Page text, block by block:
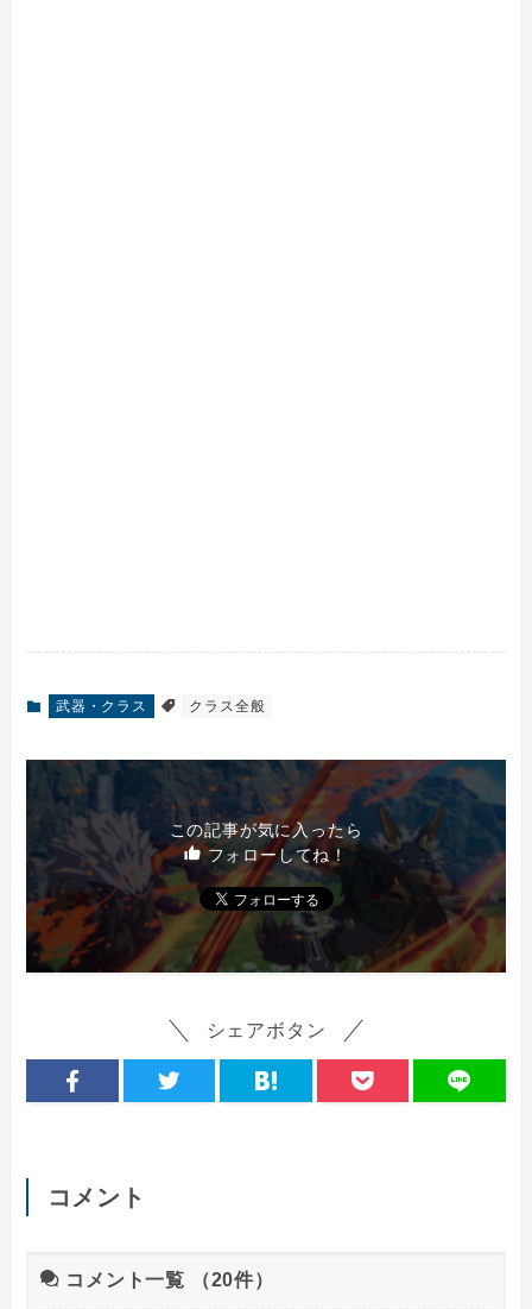
武器・クラス クラス全般
この記事が気に入ったら
フォローしてね！
シェアボタン
コメント
コメント一覧 （20件）